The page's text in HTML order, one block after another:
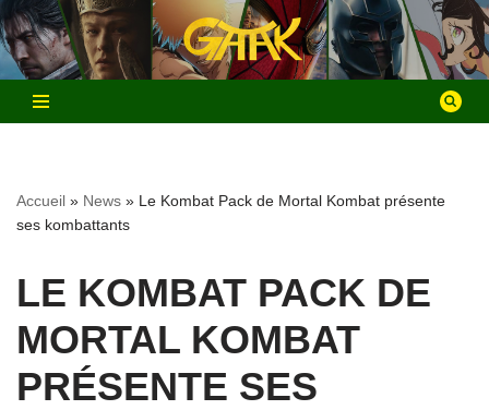
Aller
au
contenu
Accueil » News » Le Kombat Pack de Mortal Kombat présente
ses kombattants
LE KOMBAT PACK DE
MORTAL KOMBAT
PRÉSENTE SES